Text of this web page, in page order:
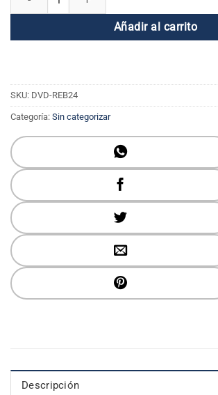
Añadir al carrito
SKU: DVD-REB24
Categoría: Sin categorizar
Descripción